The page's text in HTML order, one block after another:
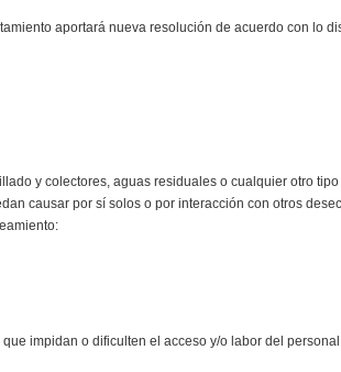
aportará nueva resolución de acuerdo con lo
y colectores, aguas residuales o cualquier otro
causar por sí solos o por interacción con otros
impidan o dificulten el acceso y/o labor del